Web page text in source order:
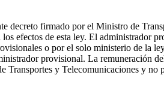
decreto firmado por el Ministro de
efectos de esta ley. El administrador
o por el solo ministerio de la
provisional. La remuneración
y Telecomunicaciones y no